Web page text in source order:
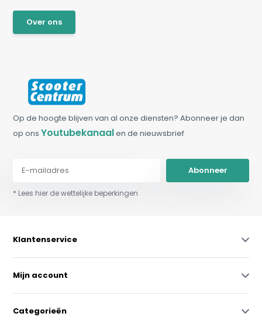
Over ons
Op de hoogte blijven van al onze diensten? Abonneer je dan
op onsYoutubekanaalen de nieuwsbrief
Abonneer
* Lees hier de wettelijke beperkingen
Klantenservice
Mijn account
Categorieën